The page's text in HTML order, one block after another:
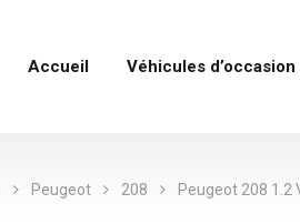
Accueil Véhicules d’occasion
Peugeot 208 Peugeot 208 1.2